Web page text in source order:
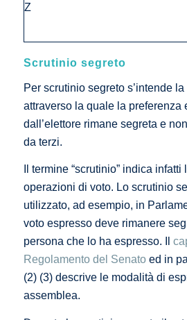
Z
Scrutinio segreto
Per scrutinio segreto s’intende
attraverso la quale la preferenza
dall’elettore rimane segreta e
da terzi.
Il termine “scrutinio” indica infatti
operazioni di voto. Lo scrutinio
utilizzato, ad esempio, in
voto espresso deve rimanere
persona che lo ha espresso. Il
Regolamento del Senato ed in
(2) (3) descrive le modalità di
assemblea.